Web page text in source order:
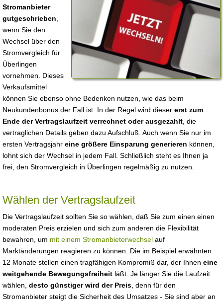
Stromanbieter
gutgeschrieben
wenn Sie den
Wechsel über den
Stromvergleich für
Überlingen
vornehmen. Dieses
Verkaufsmittel
können Sie ebenso ohne Bedenken nutzen, wie das beim
Neukundenbonus der Fall ist. In der Regel wird dieser erst zum
Ende der Vertragslaufzeit verrechnet oder ausgezahlt , die
vertraglichen Details geben dazu Aufschluß. Auch wenn Sie nur im
ersten Vertragsjahr eine größere Einsparung generieren können,
lohnt sich der Wechsel in jedem Fall. Schließlich steht es Ihnen ja
frei, den Stromvergleich in Überlingen regelmäßig zu nutzen.
Wählen der Vertragslaufzeit
Die Vertragslaufzeit sollten Sie so wählen, daß Sie zum einen einen
moderaten Preis erzielen und sich zum anderen die Flexibilität
bewahren, um mit einem Stromanbieterwechsel auf
Marktänderungen reagieren zu können. Die im Beispiel erwähnten
12 Monate stellen einen tragfähigen Kompromiß dar, der Ihnen eine
weitgehende Bewegungsfreiheit läßt. Je länger Sie die Laufzeit
wählen, desto günstiger wird der Preis , denn für den
Stromanbieter steigt die Sicherheit des Umsatzes - Sie sind aber an